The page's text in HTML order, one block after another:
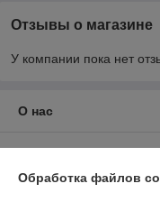
Отзывы о магазине
У компании пока нет
О нас
Обработка файлов